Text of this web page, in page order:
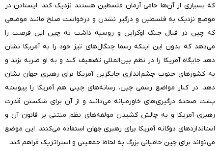
که بسیاری از آن‌ها حامی آرمان فلسطین هستند نزدیک کند. ایستادن در
موضع نزدیک به فلسطین و درگیر نشدن و درخواست صلح مانند موضعی
که چین در قبال جنگ اوکراین و روسیه داشت به چین این فرصت را
می‌دهد که بدون این اینکه رسما چنگال‌های تیز خود را به آمریکا نشان
‌دهد جایگاه آمریکا را در نظم بین‌المللی تضعیف کند و به او ضربه بزند و
به کشورهای جنوب چشم‌اندازی جایگزین آمریکا برای رهبری جهان نشان
دهد. در کنار مواضع رسمی چین، رسانه‌های چینی هم آمریکا را پیوسته
پشت صحنه درگیری‌های خاورمیانه می‌دانند و از آن برای شکستن قدرت
رهبری آمریکا و به چالش کشیدن مولفه‌های نظم منتنی بر قانون آن و
استانداردهای دوگانه آمریکا برای رهبری جهان استفاده می‌کنند. این موضع
می‌تواند برای چین حامیانی بزرگ به لحاظ جمعیتی و استراتژیک فراهم کند.